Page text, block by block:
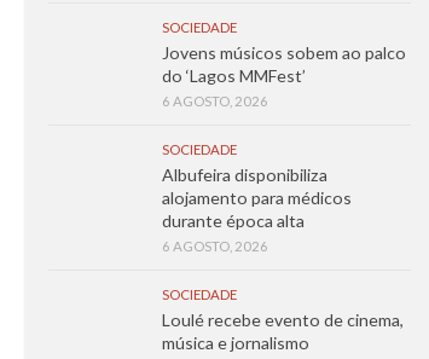
SOCIEDADE
Jovens músicos sobem ao palco
do ‘Lagos MMFest’
6 AGOSTO, 2026
SOCIEDADE
Albufeira disponibiliza
alojamento para médicos
durante época alta
6 AGOSTO, 2026
SOCIEDADE
Loulé recebe evento de cinema,
música e jornalismo